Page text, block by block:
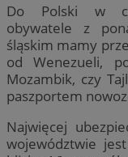
Do Polski w
obywatele z
śląskim mamy
od Wenezueli,
Mozambik, czy
paszportem
Najwięcej
województwie